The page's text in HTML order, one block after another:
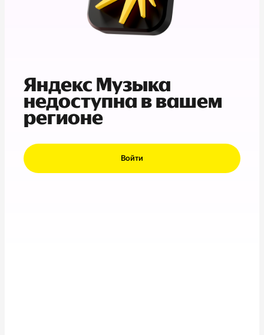
Яндекс Музыка
недоступна в вашем
регионе
Войти